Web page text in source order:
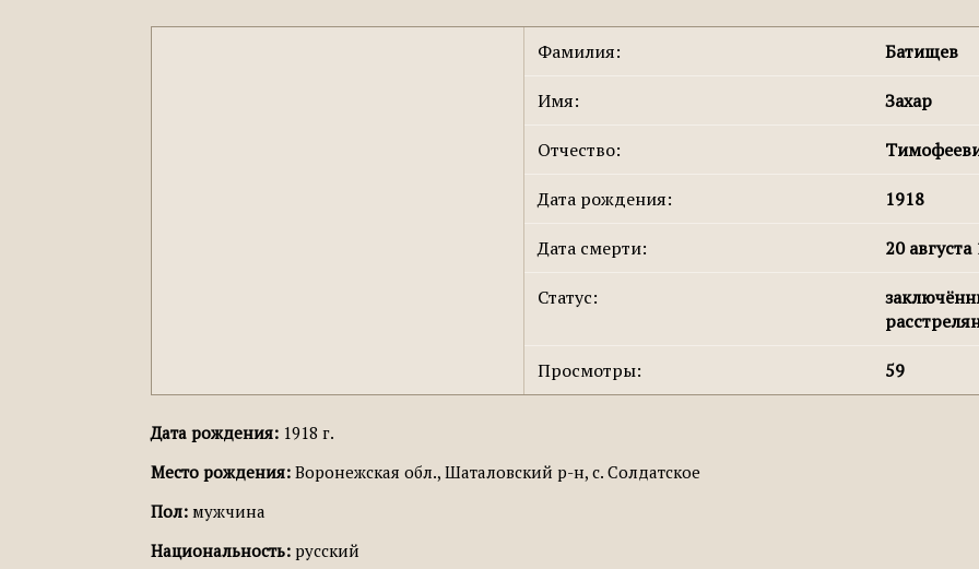
Фамилия: Батищев
Имя: Захар
Отчество:
Дата рождения: 1918
Дата смерти: 20 августа
Статус:
Просмотры: 59
Дата рождения: 1918 г.
Место рождения: Воронежская обл., Шаталовский р-н, с. Солдатское
Пол: мужчина
Национальность: русский